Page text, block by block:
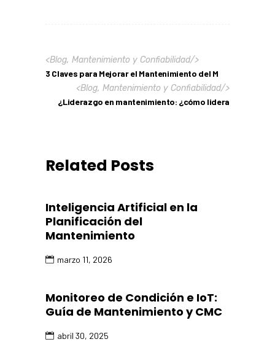
<Blog, Mantenimiento y Confiabilidad/>
3 Claves para Mejorar el Mantenimiento del M
<Blog, Mantenimiento y Confiabilidad/>
¿Liderazgo en mantenimiento: ¿cómo lidera
Related Posts
Inteligencia Artificial en la
Planificación del
Mantenimiento
marzo 11, 2026
Monitoreo de Condición e IoT:
Guía de Mantenimiento y CMC
abril 30, 2025